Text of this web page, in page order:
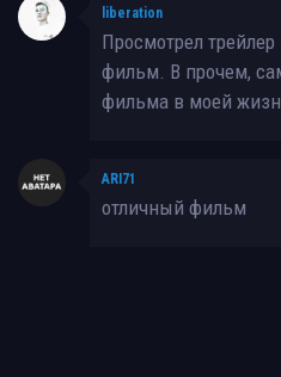
liberation
Просмотрел
фильм. В прочем,
фильма в моей
ARI71
отличный фильм